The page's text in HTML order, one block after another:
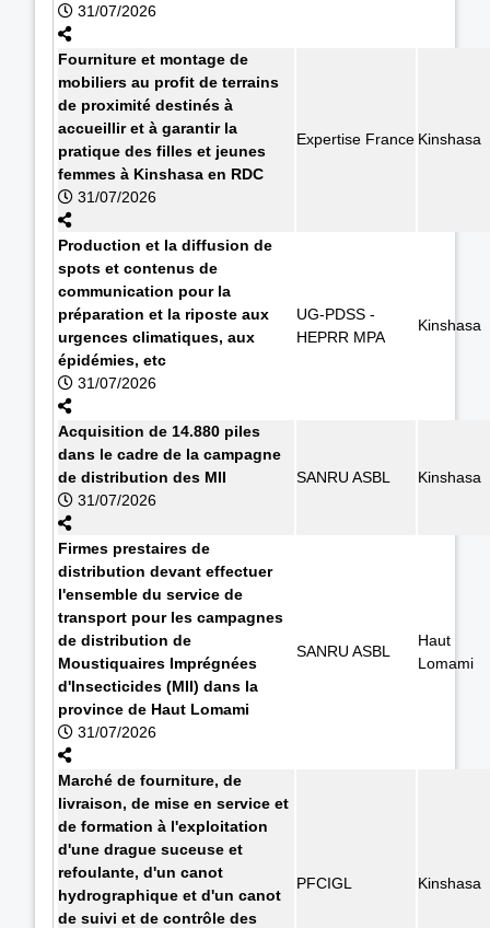
31/07/2026
Fourniture et montage de
mobiliers au profit de terrains
de proximité destinés à
accueillir et à garantir la
pratique des filles et jeunes
femmes à Kinshasa en RDC
31/07/2026
Expertise France Kinshasa
Production et la diffusion de
spots et contenus de
communication pour la
préparation et la riposte aux
urgences climatiques, aux
épidémies, etc
31/07/2026
UG-PDSS -
HEPRR MPA
Kinshasa
Acquisition de 14.880 piles
dans le cadre de la campagne
de distribution des MII
31/07/2026
SANRU ASBL Kinshasa
Firmes prestaires de
distribution devant effectuer
l'ensemble du service de
transport pour les campagnes
de distribution de
Moustiquaires Imprégnées
d'Insecticides (MII) dans la
province de Haut Lomami
31/07/2026
SANRU ASBL
Haut
Lomami
Marché de fourniture, de
livraison, de mise en service et
de formation à l'exploitation
d'une drague suceuse et
refoulante, d'un canot
hydrographique et d'un canot
de suivi et de contrôle des
PFCIGL Kinshasa